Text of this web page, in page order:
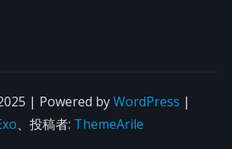
| Powered byWordPress |
、投稿者: ThemeArile